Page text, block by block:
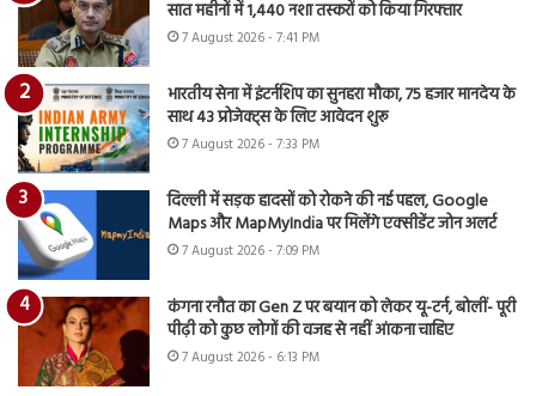
सात महीनों में 1,440 नशा तस्करों को किया गिरफ्तार
7 August 2026 - 7:41 PM
भारतीय सेना में इंटर्नशिप का सुनहरा मौका, 75 हजार मानदेय के
साथ 43 प्रोजेक्ट्स के लिए आवेदन शुरू
7 August 2026 - 7:33 PM
दिल्ली में सड़क हादसों को रोकने की नई पहल, Google
Maps और MapMyIndia पर मिलेंगे एक्सीडेंट जोन अलर्ट
7 August 2026 - 7:09 PM
कंगना रनौत का Gen Z पर बयान को लेकर यू-टर्न, बोलीं- पूरी
पीढ़ी को कुछ लोगों की वजह से नहीं आंकना चाहिए
7 August 2026 - 6:13 PM